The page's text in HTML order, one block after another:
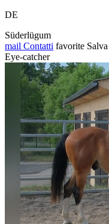
DE
Süderlügum
mail Contatti favorite Salva
Eye-catcher